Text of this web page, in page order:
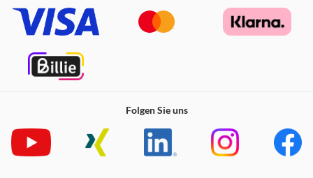
Folgen Sie uns